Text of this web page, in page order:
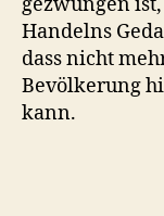
Handelns
dass nicht
Bevölkerung
kann.